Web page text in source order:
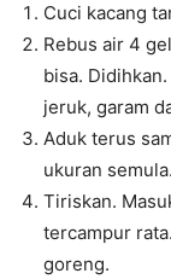
Cuci kacang
Rebus air 4
bisa.
jeruk, garam
Aduk terus
ukuran semula.
Tiriskan.
tercampur
goreng.